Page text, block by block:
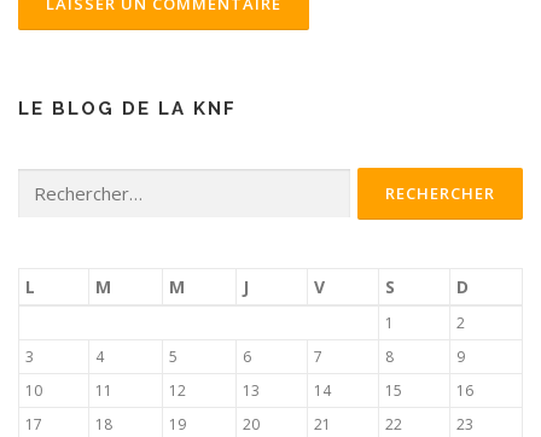
LE BLOG DE LA KNF
L M M J V S D
1
2
3
4 5 6 7 8
9
10
11 12 13 14 15
16
17
18 19 20 21 22
23